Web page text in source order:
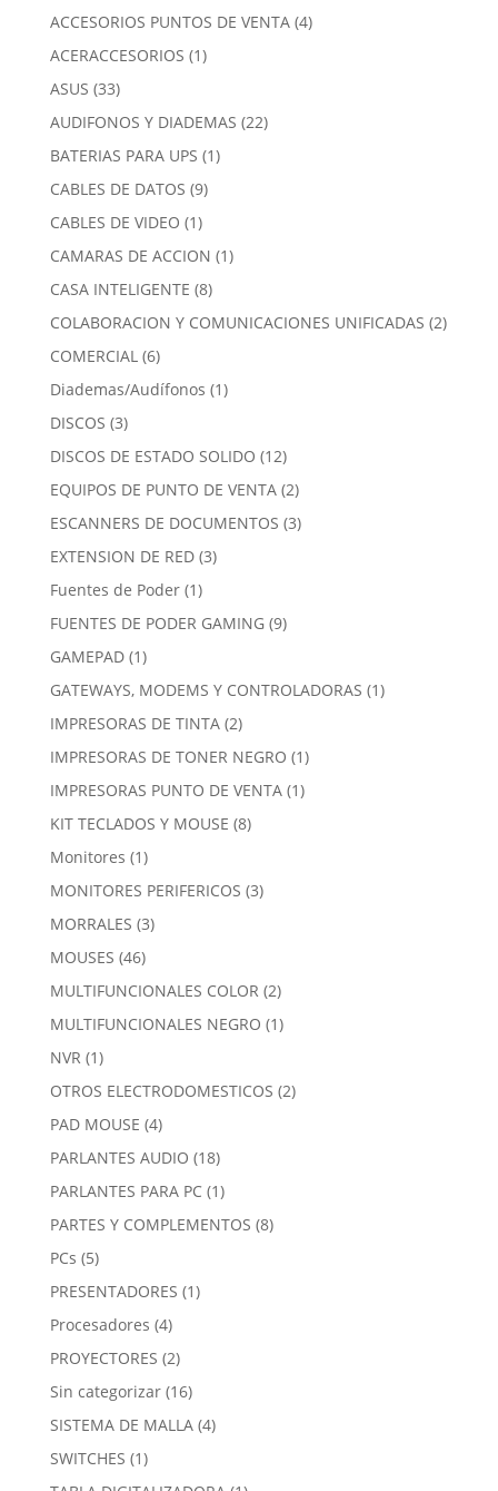
ACCESORIOS PUNTOS DE VENTA 44
ACERACCESORIOS 11
ASUS 3333
productos
AUDIFONOS Y DIADEMAS 2222
BATERIAS PARA UPS 11
CABLES DE DATOS 99
CABLES DE VIDEO 11
producto
CAMARAS DE ACCION 11
CASA INTELIGENTE 88
productos
COLABORACION Y COMUNICACIONES UNIFICADAS 22
COMERCIAL 66
productos
Diademas/Audífonos 11
DISCOS 33
productos
DISCOS DE ESTADO SOLIDO 1212
productos
EQUIPOS DE PUNTO DE VENTA 22
productos
ESCANNERS DE DOCUMENTOS 33
EXTENSION DE RED 33
Fuentes de Poder 11
producto
FUENTES DE PODER GAMING 99
GAMEPAD 11
producto
GATEWAYS, MODEMS Y CONTROLADORAS 11
IMPRESORAS DE TINTA 22
productos
IMPRESORAS DE TONER NEGRO 11
IMPRESORAS PUNTO DE VENTA 11
KIT TECLADOS Y MOUSE 88
Monitores 11
producto
MONITORES PERIFERICOS 33
MORRALES 33
MOUSES 4646
productos
MULTIFUNCIONALES COLOR 22
productos
MULTIFUNCIONALES NEGRO 11
NVR 11
producto
OTROS ELECTRODOMESTICOS 22
PAD MOUSE 44
productos
PARLANTES AUDIO 1818
productos
PARLANTES PARA PC 11
producto
PARTES Y COMPLEMENTOS 88
PCs 55
productos
PRESENTADORES 11
Procesadores 44
productos
PROYECTORES 22
productos
Sin categorizar 1616
productos
SISTEMA DE MALLA 44
SWITCHES 11
producto